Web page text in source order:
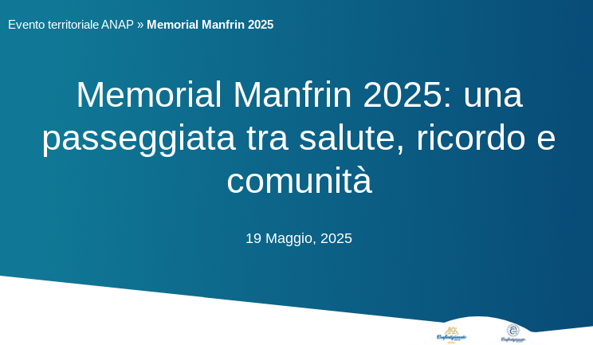
Evento territoriale ANAP » Memorial Manfrin 2025
Memorial Manfrin 2025: una
passeggiata tra salute, ricordo e
comunità
19 Maggio, 2025